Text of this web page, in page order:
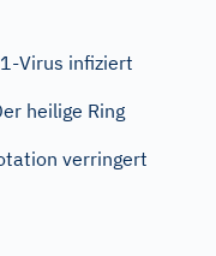
Virus infiziert
heilige Ring
verringert